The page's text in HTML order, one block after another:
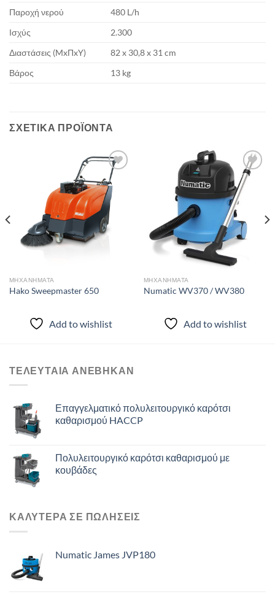
Παροχή νερού
480 L/h
Ισχύς
2.300
Διαστάσεις (MxΠxY)
82 x 30,8 x 31 cm
Βάρος
13 kg
ΣΧΕΤΙΚΆ ΠΡΟΪΌΝΤΑ
Add to
wishlist
ΜΗΧΑΝΗΜΑΤΑ
Hako Sweepmaster 650
Add to wishlist
Add to
wishlist
ΜΗΧΑΝΗΜΑΤΑ
Numatic WV370 / WV380
Add to wishlist
ΤΕΛΕΥΤΑΙΑ ΑΝΈΒΗΚΑΝ
Επαγγελματικό πολυλειτουργικό καρότσι
καθαρισμού HACCP
Πολυλειτουργικό καρότσι καθαρισμού με
κουβάδες
ΚΑΛΥΤΕΡΑ ΣΕ ΠΩΛΗΣΕΙΣ
Numatic James JVP180